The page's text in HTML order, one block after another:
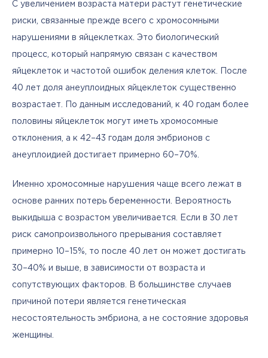
С увеличением возраста матери растут генетические
риски, связанные прежде всего с хромосомными
нарушениями в яйцеклетках. Это биологический
процесс, который напрямую связан с качеством
яйцеклеток и частотой ошибок деления клеток. После
40 лет доля анеуплоидных яйцеклеток существенно
возрастает. По данным исследований, к 40 годам более
половины яйцеклеток могут иметь хромосомные
отклонения, а к 42–43 годам доля эмбрионов с
анеуплоидией достигает примерно 60–70%.
Именно хромосомные нарушения чаще всего лежат в
основе ранних потерь беременности. Вероятность
выкидыша с возрастом увеличивается. Если в 30 лет
риск самопроизвольного прерывания составляет
примерно 10–15%, то после 40 лет он может достигать
30–40% и выше, в зависимости от возраста и
сопутствующих факторов. В большинстве случаев
причиной потери является генетическая
несостоятельность эмбриона, а не состояние здоровья
женщины.